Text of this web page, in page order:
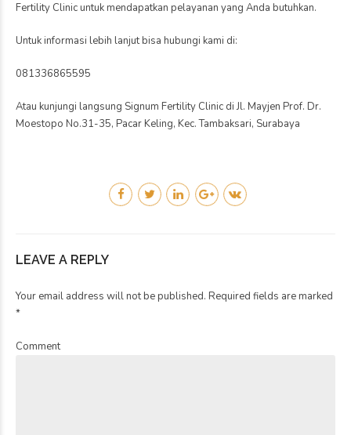
Fertility Clinic untuk mendapatkan pelayanan yang Anda butuhkan.
Untuk informasi lebih lanjut bisa hubungi kami di:
081336865595
Atau kunjungi langsung Signum Fertility Clinic di Jl. Mayjen Prof. Dr.
Moestopo No.31-35, Pacar Keling, Kec. Tambaksari, Surabaya
LEAVE A REPLY
Your email address will not be published. Required fields are marked
*
Comment